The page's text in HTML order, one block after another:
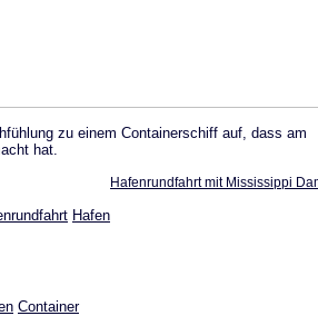
zu einem Containerschiff auf, dass am
hat.
Hafenrundfahrt mit Mississippi
Hafen
Container